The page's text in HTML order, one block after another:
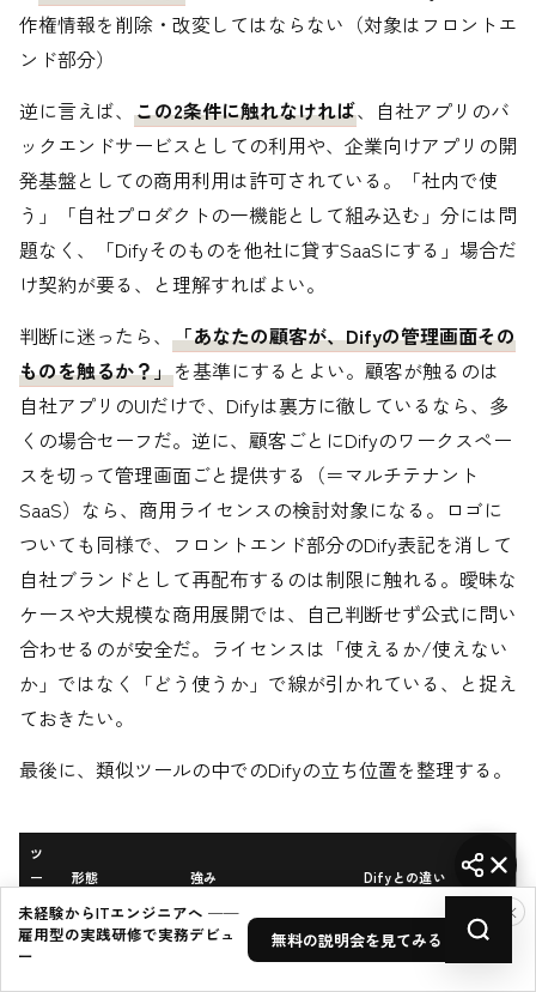
作権情報を削除・改変してはならない（対象はフロントエ
ンド部分）
逆に言えば、 この2条件に触れなければ、自社アプリのバ
ックエンドサービスとしての利用や、企業向けアプリの開
発基盤としての商用利用は許可されている。「社内で使
う」「自社プロダクトの一機能として組み込む」分には問
題なく、「Difyそのものを他社に貸すSaaSにする」場合だ
け契約が要る、と理解すればよい。
判断に迷ったら、 「あなたの顧客が、Difyの管理画面その
ものを触るか？」を基準にするとよい。顧客が触るのは
自社アプリのUIだけで、Difyは裏方に徹しているなら、多
くの場合セーフだ。逆に、顧客ごとにDifyのワークスペー
スを切って管理画面ごと提供する（＝マルチテナント
SaaS）なら、商用ライセンスの検討対象になる。ロゴに
ついても同様で、フロントエンド部分のDify表記を消して
自社ブランドとして再配布するのは制限に触れる。曖昧な
ケースや大規模な商用展開では、自己判断せず公式に問い
合わせるのが安全だ。ライセンスは「使えるか/使えない
か」ではなく「どう使うか」で線が引かれている、と捉え
ておきたい。
最後に、類似ツールの中でのDifyの立ち位置を整理する。
ツ
ー
形態 強み Difyとの違い
Dif
OSS・自己ホス
Workflow＋RAG＋エージ
ェント＋監視を1画面に統
——
×
未経験からITエンジニアへ ──
雇用型の実践研修で実務デビュ
ー
無料の説明会を見てみる →